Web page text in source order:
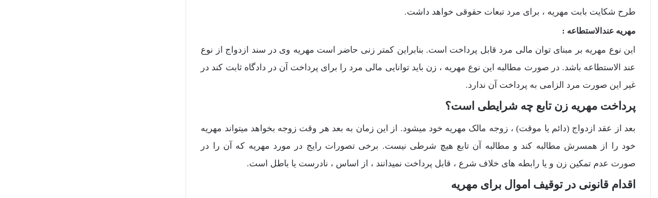
طرح شکایت بابت مهریه ، برای مرد تبعات حقوقی خواهد داشت.
مهریه عندالاستطاعه :
این نوع مهریه بر مبنای توان مالی مرد قابل پرداخت است. بنابراین کمتر زنی حاضر است مهریه وی در سند ازدواج از نوع
عند الاستطاعه باشد. در صورت مطالبه این نوع مهریه ، زن باید توانایی مالی مرد را برای پرداخت آن در دادگاه ثابت کند در
غیر این صورت مرد الزامی به پرداخت آن ندارد.
پرداخت مهریه زن تابع چه شرایطی است؟
بعد از عقد ازدواج (دائم یا موقت) ، زوجه مالک مهریه خود میشود. از این زمان به بعد هر وقت زوجه بخواهد میتواند مهریه
خود را از همسرش مطالبه کند و مطالبه آن تابع هیچ شرطی نیست. برخی تصورات رایج در مورد مهریه که آن را در
صورت عدم تمکین زن و یا رابطه های خلاف شرع ، قابل پرداخت نمیدانند ، از اساس ، نادرست یا باطل است.
اقدام قانونی در توقیف اموال برای مهریه